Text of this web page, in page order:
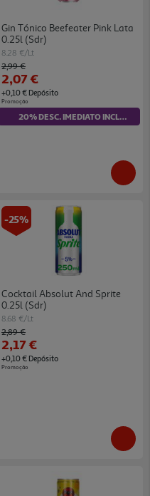
Gin Tónico Beefeater Pink Lata
0.25l (sdr)
8.28 €/Lt
Price reduced from
2,99 €to
2,07 €
+0,10 € Depósito
Promoção
20% DESC. IMEDIATO INCLUÍDO
-25%
Cocktail Absolut And Sprite
0.25l (sdr)
8.68 €/Lt
Price reduced from
2,89 €to
2,17 €
+0,10 € Depósito
Promoção